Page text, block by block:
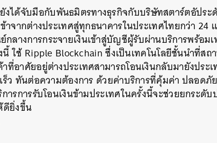
งได้จับมือกับพันธมิตรทางธุรกิจกับบริษัทสตาร์ตอัประ
าจากต่างประเทศสู่ทุกธนาคารในประเทศไทยกว่า 24
ลางการกระจายเงินเข้าสู่บัญชีผู้รับผ่านบริการพร้อม
ใช้ Ripple Blockchain ซึ่งเป็นเทคโนโลยีชั้นนำที่สถ
ที่อาศัยอยู่ต่างประเทศสามารถโอนเงินกลับมายังปร
ร็ว ทันต่อความต้องการ ด้วยค่าบริการที่คุ้มค่า ปลอด
ารการรับโอนเงินข้ามประเทศในครั้งนี้จะช่วยยกระดั
ดียิ่งขึ้น